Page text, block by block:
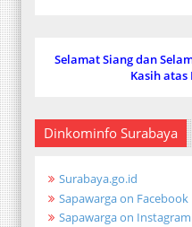
Selamat Siang dan
Kasih
Dinkominfo Surabaya
Surabaya.go.id
Sapawarga on Facebook
Sapawarga on Instagram